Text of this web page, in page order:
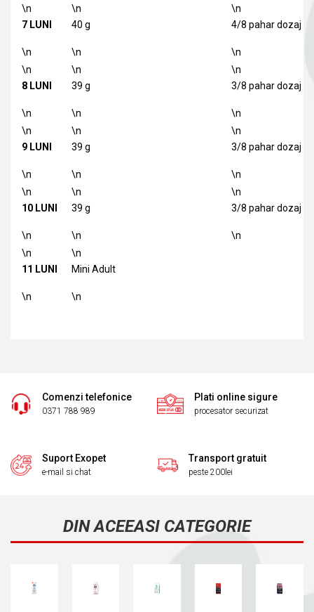
\n
7 LUNI
\n
\n
40 g
\n
\n
4/8 pahar dozaj
\n
\n
8 LUNI
\n
\n
39 g
\n
\n
3/8 pahar dozaj
\n
\n
9 LUNI
\n
\n
39 g
\n
\n
3/8 pahar dozaj
\n
\n
10 LUNI
\n
\n
39 g
\n
\n
3/8 pahar dozaj
\n
\n
11 LUNI
\n
\n
Mini Adult
\n
Comenzi telefonice
0371 788 989
Plati online sigure
procesator securizat
Suport Exopet
e-mail si chat
Transport gratuit
peste 200lei
DIN ACEEASI CATEGORIE